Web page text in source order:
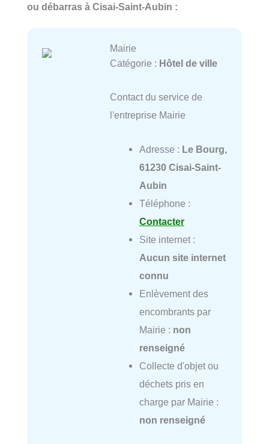
ou débarras à Cisai-Saint-Aubin :
Mairie
Catégorie : Hôtel de ville
Contact du service de
l'entreprise Mairie
Adresse : Le Bourg,
61230 Cisai-Saint-
Aubin
Téléphone :
Contacter
Site internet :
Aucun site internet
connu
Enlèvement des
encombrants par
Mairie : non
renseigné
Collecte d'objet ou
déchets pris en
charge par Mairie :
non renseigné